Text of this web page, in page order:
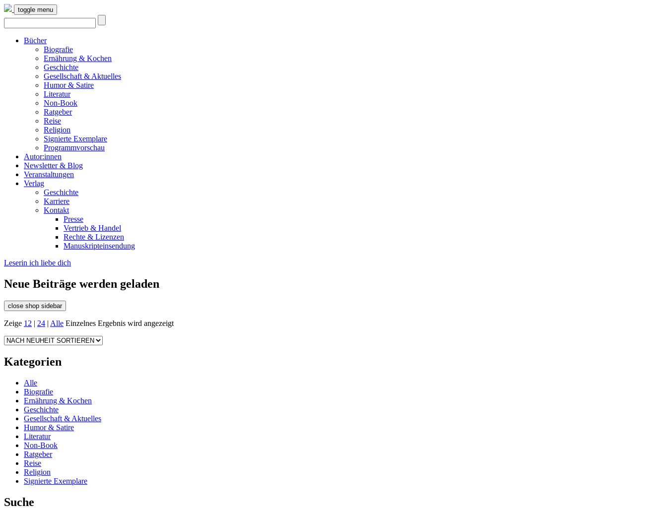
toggle menu
Bücher
Biografie
Ernährung & Kochen
Geschichte
Gesellschaft & Aktuelles
Humor & Satire
Literatur
Non-Book
Ratgeber
Reise
Religion
Signierte Exemplare
Programmvorschau
Autor:innen
Newsletter & Blog
Veranstaltungen
Verlag
Geschichte
Karriere
Kontakt
Presse
Vertrieb & Handel
Rechte & Lizenzen
Manuskripteinsendung
Leserin ich liebe dich
Neue Beiträge werden geladen
close shop sidebar
Zeige 12 | 24 | Alle Einzelnes Ergebnis wird angezeigt
Kategorien
Alle
Biografie
Ernährung & Kochen
Geschichte
Gesellschaft & Aktuelles
Humor & Satire
Literatur
Non-Book
Ratgeber
Reise
Religion
Signierte Exemplare
Suche